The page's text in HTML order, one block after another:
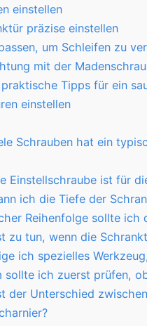
einstellen
präzise einstellen
um Schleifen zu
mit der
Tipps für ein
einstellen
Schrauben hat ein
Einstellschraube ist für
ich die Tiefe der
Reihenfolge sollte ich
zu tun, wenn die
ich spezielles
sollte ich zuerst prüfen,
der Unterschied